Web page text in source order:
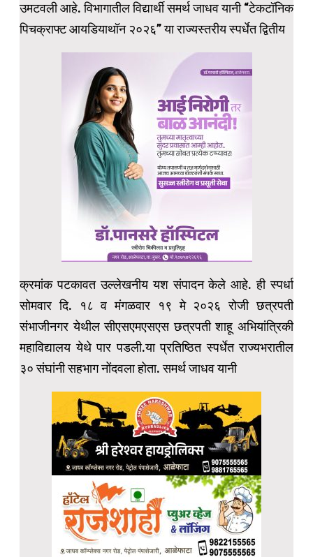
उमटवली आहे. विभागातील विद्यार्थी समर्थ जाधव यानी “टेकटॉनिक
पिचक्राफ्ट आयडियाथॉन २०२६” या राज्यस्तरीय स्पर्धेत द्वितीय
क्रमांक पटकावत उल्लेखनीय यश संपादन केले आहे. ही स्पर्धा
सोमवार दि. १८ व मंगळवार १९ मे २०२६ रोजी छत्रपती
संभाजीनगर येथील सीएसएमएसएस छत्रपती शाहू अभियांत्रिकी
महाविद्यालय येथे पार पडली.या प्रतिष्ठित स्पर्धेत राज्यभरातील
३० संघांनी सहभाग नोंदवला होता. समर्थ जाधव यानी